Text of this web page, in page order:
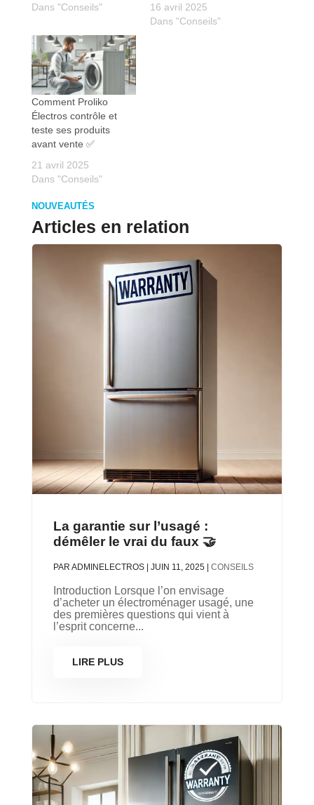
Dans "Conseils"
16 avril 2025
Dans "Conseils"
Comment Proliko
Électros contrôle et
teste ses produits
avant vente ✅
21 avril 2025
Dans "Conseils"
NOUVEAUTÉS
Articles en relation
La garantie sur l’usagé :
démêler le vrai du faux 🤝
PAR ADMINELECTROS| JUIN 11, 2025| CONSEILS
Introduction Lorsque l’on envisage
d’acheter un électroménager usagé, une
des premières questions qui vient à
l’esprit concerne...
LIRE PLUS